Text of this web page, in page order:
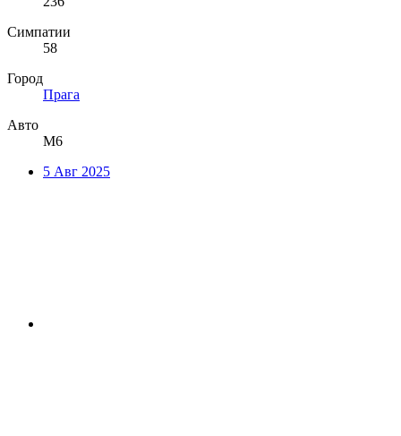
Симпатии
58
Город
Прага
Авто
М6
5 Авг 2025